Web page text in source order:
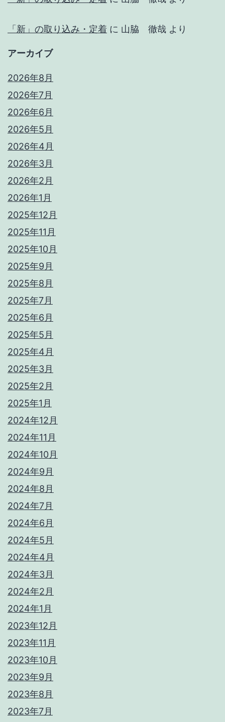
「新」の取り込み・定着 に 山脇 徹哉 より
アーカイブ
2026年8月
2026年7月
2026年6月
2026年5月
2026年4月
2026年3月
2026年2月
2026年1月
2025年12月
2025年11月
2025年10月
2025年9月
2025年8月
2025年7月
2025年6月
2025年5月
2025年4月
2025年3月
2025年2月
2025年1月
2024年12月
2024年11月
2024年10月
2024年9月
2024年8月
2024年7月
2024年6月
2024年5月
2024年4月
2024年3月
2024年2月
2024年1月
2023年12月
2023年11月
2023年10月
2023年9月
2023年8月
2023年7月